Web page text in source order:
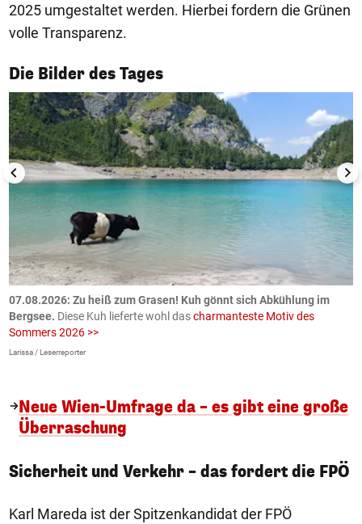
2025 umgestaltet werden. Hierbei fordern die Grünen
volle Transparenz.
Die Bilder des Tages
1/50
07.08.2026: Zu heiß zum Grasen! Kuh gönnt sich Abkühlung im
Bergsee. Diese Kuh lieferte wohl dascharmanteste Motiv des
Sommers 2026 >>
Larissa / Leserreporter
Neue Wien-Umfrage da – es gibt eine große
Überraschung
Sicherheit und Verkehr – das fordert die FPÖ
Karl Mareda ist der Spitzenkandidat der FPÖ